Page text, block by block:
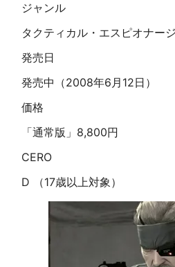
ジャンル
タクティカル・エスピオナー
発売日
発売中（2008年6月12日）
価格
「通常版」8,800円
CERO
D （17歳以上対象）